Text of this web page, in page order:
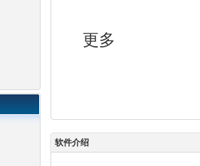
更多
软件介绍